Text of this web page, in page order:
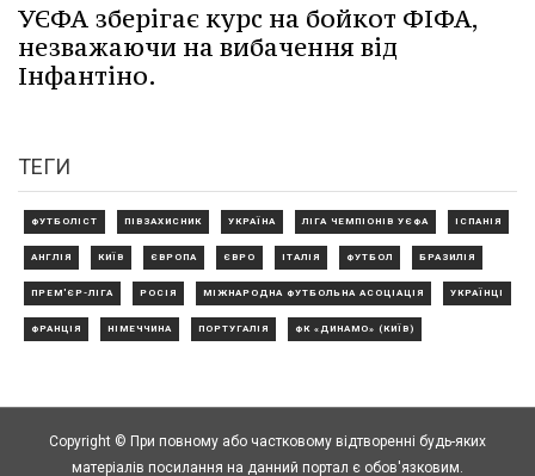
УЄФА зберігає курс на бойкот ФІФА,
незважаючи на вибачення від
Інфантіно.
ТЕГИ
ФУТБОЛІСТ ПІВЗАХИСНИК УКРАЇНА ЛІГА ЧЕМПІОНІВ УЄФА ІСПАНІЯ
АНГЛІЯ КИЇВ ЄВРОПА ЄВРО ІТАЛІЯ ФУТБОЛ БРАЗИЛІЯ
ПРЕМ'ЄР-ЛІГА РОСІЯ МІЖНАРОДНА ФУТБОЛЬНА АСОЦІАЦІЯ УКРАЇНЦІ
ФРАНЦІЯ НІМЕЧЧИНА ПОРТУГАЛІЯ ФК «ДИНАМО» (КИЇВ)
Copyright © При повному або частковому відтворенні будь-яких
матеріалів посилання на данний портал є обов'язковим.